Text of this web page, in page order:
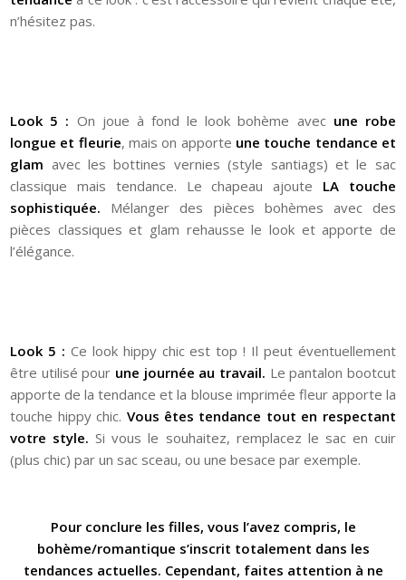
n’hésitez pas.
Look 5 : On joue à fond le look bohème avec une robe
longue et fleurie, mais on apporte une touche tendance et
glam avec les bottines vernies (style santiags) et le sac
classique mais tendance. Le chapeau ajoute LA touche
sophistiquée. Mélanger des pièces bohèmes avec des
pièces classiques et glam rehausse le look et apporte de
l’élégance.
Look 5 : Ce look hippy chic est top ! Il peut éventuellement
être utilisé pour une journée au travail. Le pantalon bootcut
apporte de la tendance et la blouse imprimée fleur apporte la
touche hippy chic. Vous êtes tendance tout en respectant
votre style. Si vous le souhaitez, remplacez le sac en cuir
(plus chic) par un sac sceau, ou une besace par exemple.
Pour conclure les filles, vous l’avez compris, le
bohème/romantique s’inscrit totalement dans les
tendances actuelles. Cependant, faites attention à ne